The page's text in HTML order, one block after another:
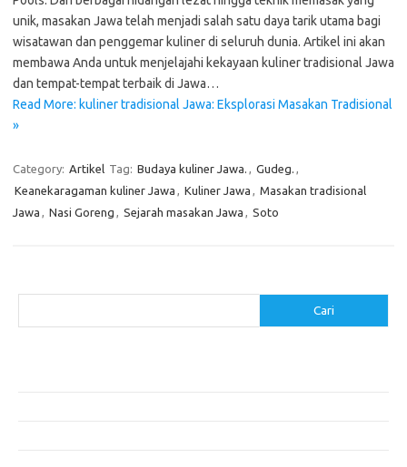
unik, masakan Jawa telah menjadi salah satu daya tarik utama bagi
wisatawan dan penggemar kuliner di seluruh dunia. Artikel ini akan
membawa Anda untuk menjelajahi kekayaan kuliner tradisional Jawa
dan tempat-tempat terbaik di Jawa…
Read More: kuliner tradisional Jawa: Eksplorasi Masakan Tradisional
»
Category: Artikel Tag: Budaya kuliner Jawa. , Gudeg. ,
Keanekaragaman kuliner Jawa , Kuliner Jawa , Masakan tradisional
Jawa , Nasi Goreng , Sejarah masakan Jawa , Soto
Cari